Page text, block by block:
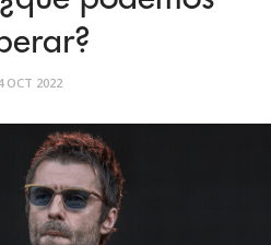
OCT 2022